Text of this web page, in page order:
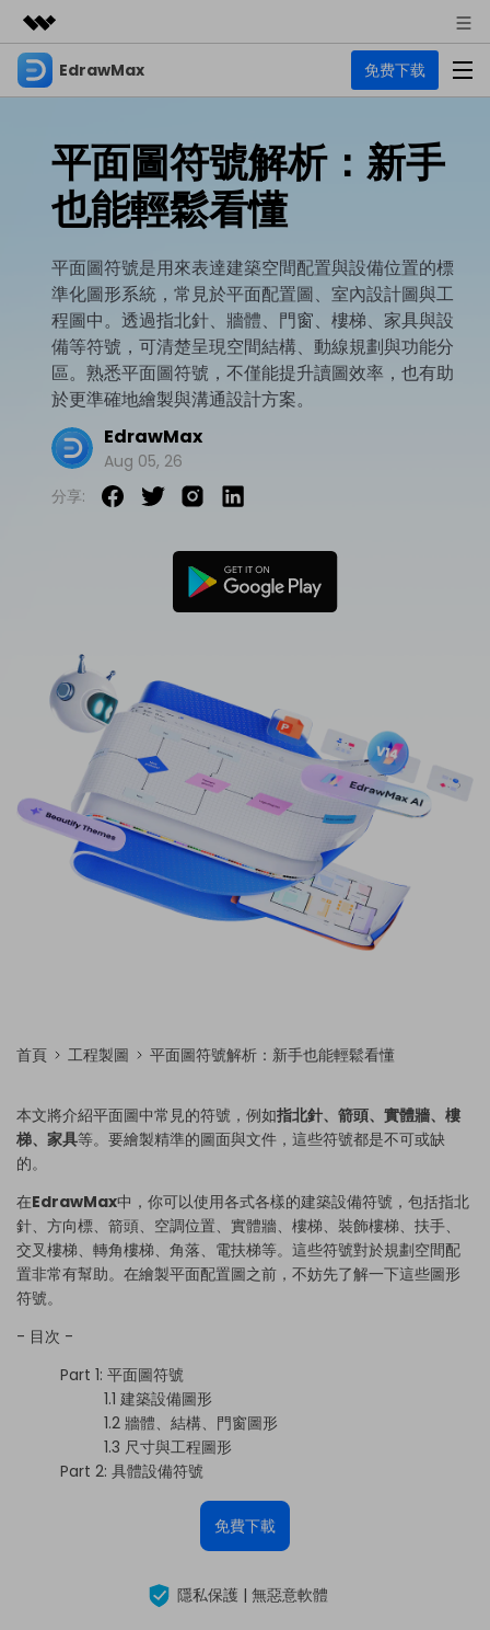
精選產品
實用工具
解決方案
關於我們
EdrawMax 免费下载
EdrawMax
多合一圖表軟體
EdrawMind
心智圖與腦力激盪工具
商業用途
流程圖
技術用途
UML
設計用途
平面圖
其他用途
Visio替代方案
資源
資源範本
EdrawMax 社區
文章内容
各種商務圖表範例 >
支援
教程
EdrawMax 教程 > EdrawMind 教程 >
支援中心
支援中心 >
商業
EdrawMax
平面圖符號解析：新手
也能輕鬆看懂
平面圖符號是用來表達建築空間配置與設備位置的標
準化圖形系統，常見於平面配置圖、室內設計圖與工
程圖中。透過指北針、牆體、門窗、樓梯、家具與設
備等符號，可清楚呈現空間結構、動線規劃與功能分
區。熟悉平面圖符號，不僅能提升讀圖效率，也有助
於更準確地繪製與溝通設計方案。
EdrawMax
Aug 05, 26
分享:
首頁 工程製圖 平面圖符號解析：新手也能輕鬆看懂
本文將介紹平面圖中常見的符號，例如指北針、箭頭、實體牆、樓
梯、家具等。要繪製精準的圖面與文件，這些符號都是不可或缺
的。
在EdrawMax中，你可以使用各式各樣的建築設備符號，包括指北
針、方向標、箭頭、空調位置、實體牆、樓梯、裝飾樓梯、扶手、
交叉樓梯、轉角樓梯、角落、電扶梯等。這些符號對於規劃空間配
置非常有幫助。在繪製平面配置圖之前，不妨先了解一下這些圖形
符號。
- 目次 -
Part 1: 平面圖符號
1.1 建築設備圖形
1.2 牆體、結構、門窗圖形
1.3 尺寸與工程圖形
Part 2: 具體設備符號
免費下載
隱私保護 | 無惡意軟體